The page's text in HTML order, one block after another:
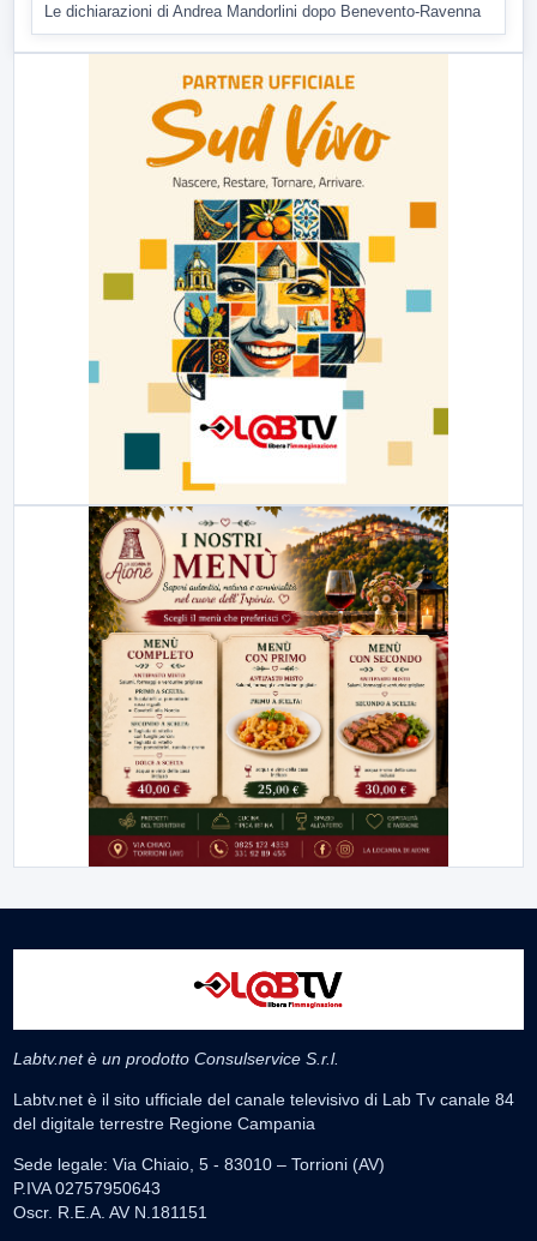
Le dichiarazioni di Andrea Mandorlini dopo Benevento-Ravenna
Labtv.net è un prodotto Consulservice S.r.l.
Labtv.net è il sito ufficiale del canale televisivo di Lab Tv canale 84
del digitale terrestre Regione Campania
Sede legale: Via Chiaio, 5 - 83010 – Torrioni (AV)
P.IVA 02757950643
Oscr. R.E.A. AV N.181151